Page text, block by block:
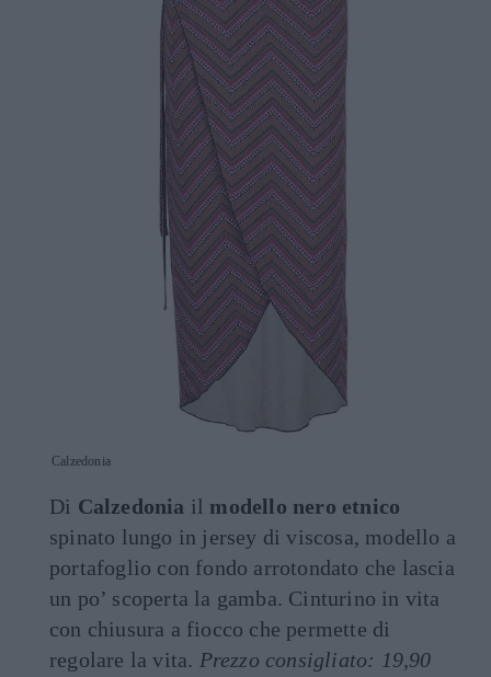
Calzedonia
Di Calzedonia il modello nero etnico
spinato lungo in jersey di viscosa, modello a
portafoglio con fondo arrotondato che lascia
un po’ scoperta la gamba. Cinturino in vita
con chiusura a fiocco che permette di
regolare la vita. Prezzo consigliato: 19,90